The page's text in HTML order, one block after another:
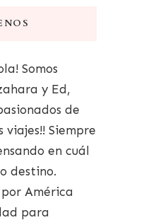
Somos
y Ed,
de
viajes!! Siempre
en cuál
destino.
por América
para